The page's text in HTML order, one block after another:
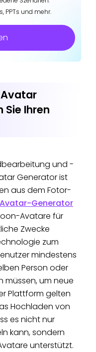
PPTs und mehr.
Sie Ihren
und -
Generator ist
aus dem Fotor-
Generator
Avatare für
Zwecke
zum
mindestens
Person oder
müssen, um neue
Plattform gelten
Hochladen von
es nicht nur
kann, sondern
unterstützt.